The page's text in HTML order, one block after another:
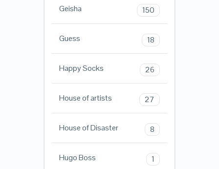
Geisha 150
Guess 18
Happy Socks 26
House of artists 27
House of Disaster 8
Hugo Boss 1